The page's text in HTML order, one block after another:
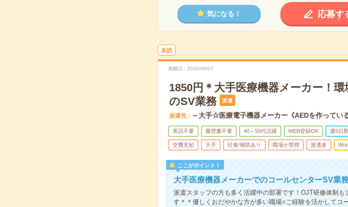
気になる！ 応募す
未読
掲載日 2026/08/07
1850円＊大手医療機器メーカー！
のSV業務
派遣
派遣先 ～大手☆医療電子機器メーカー《AEDを作ってい
英語不要 履歴書不要 40～50代活躍 WEB登録OK 週5日
交費支給 大手 社食/補助あり 職場が禁煙 派遣多
ここがポイント！
大手医療機器メーカーでのコールセンターSV業務
派遣スタッフの方も多く活躍中の部署です！OJT研修体制
す＊＊優しくおだやかな方が多い職場○ご経験を活かしてコ